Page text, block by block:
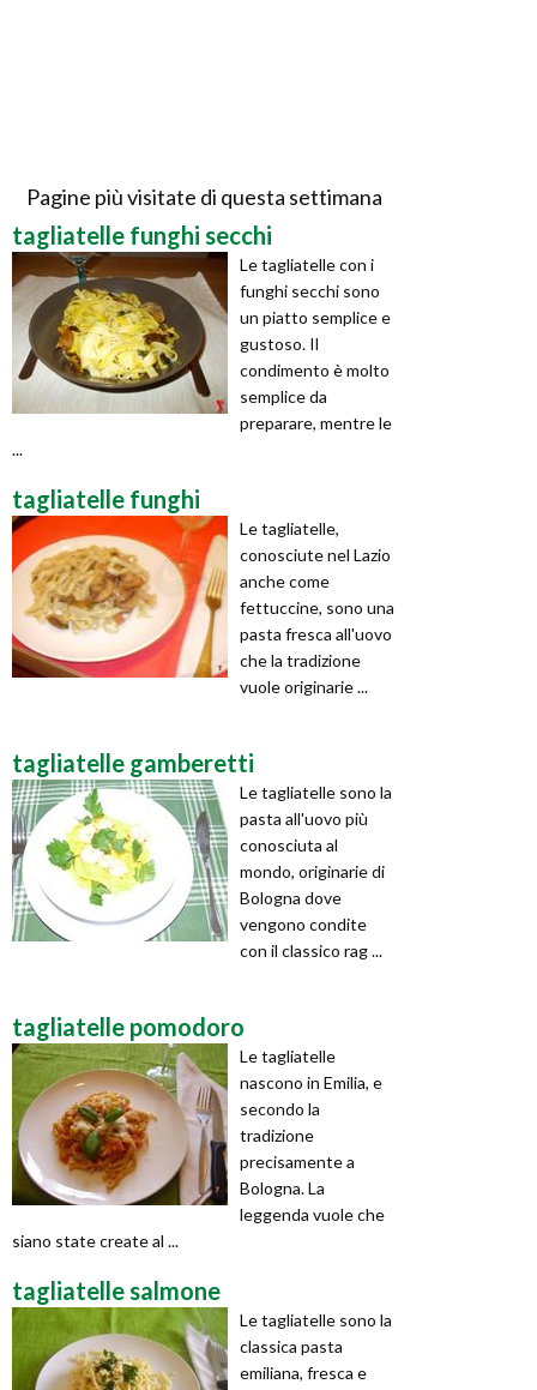
Pagine più visitate di questa settimana
tagliatelle funghi secchi
Le tagliatelle con i
funghi secchi sono
un piatto semplice e
gustoso. Il
condimento è molto
semplice da
preparare, mentre le
...
tagliatelle funghi
Le tagliatelle,
conosciute nel Lazio
anche come
fettuccine, sono una
pasta fresca all'uovo
che la tradizione
vuole originarie ...
tagliatelle gamberetti
Le tagliatelle sono la
pasta all'uovo più
conosciuta al
mondo, originarie di
Bologna dove
vengono condite
con il classico rag ...
tagliatelle pomodoro
Le tagliatelle
nascono in Emilia, e
secondo la
tradizione
precisamente a
Bologna. La
leggenda vuole che
siano state create al ...
tagliatelle salmone
Le tagliatelle sono la
classica pasta
emiliana, fresca e